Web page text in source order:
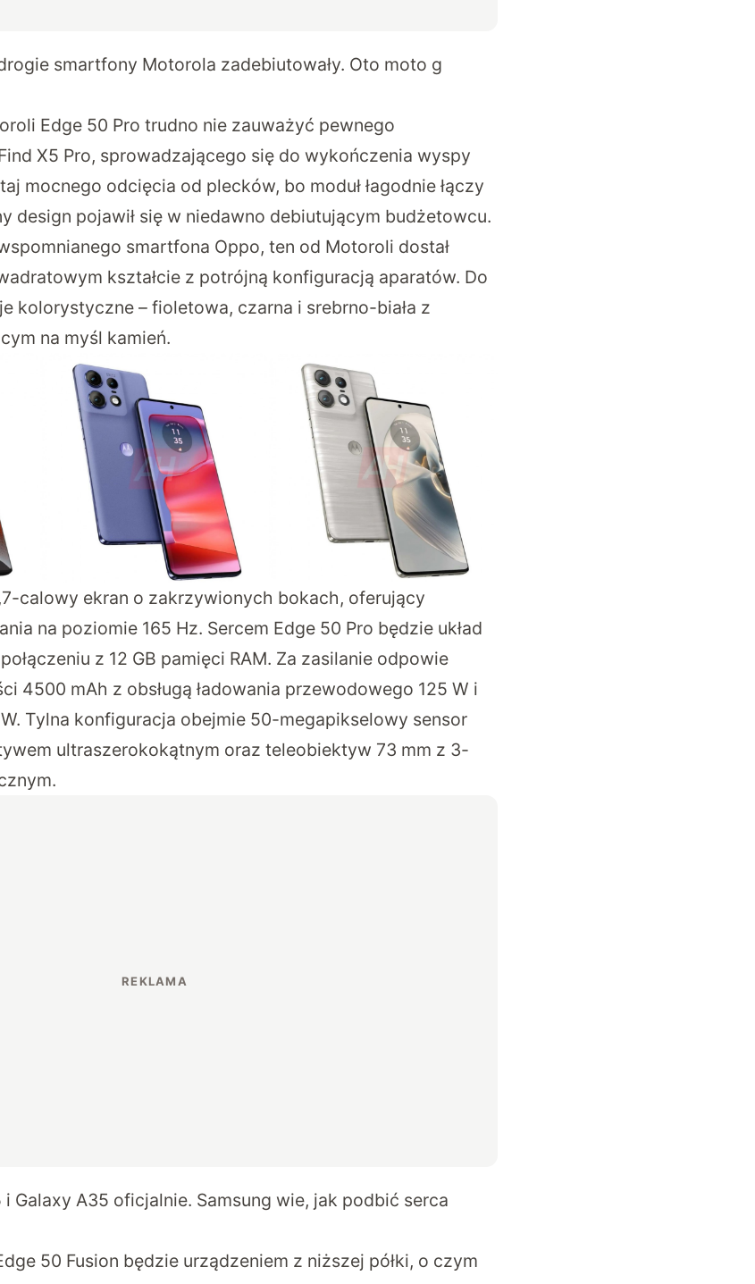
smartfony Motorola zadebiutowały. Oto moto g
Edge 50 Pro trudno nie zauważyć pewnego
X5 Pro, sprowadzającego się do wykończenia wyspy
mocnego odcięcia od plecków, bo moduł łagodnie łączy
design pojawił się w niedawno debiutującym budżetowcu.
smartfona Oppo, ten od Motoroli dostał
kształcie z potrójną konfiguracją aparatów. Do
kolorystyczne – fioletowa, czarna i srebrno-biała z
na myśl kamień.
calowy ekran o zakrzywionych bokach, oferujący
na poziomie 165 Hz. Sercem Edge 50 Pro będzie układ
z 12 GB pamięci RAM. Za zasilanie odpowie
4500 mAh z obsługą ładowania przewodowego 125 W i
Tylna konfiguracja obejmie 50-megapikselowy sensor
ultraszerokokątnym oraz teleobiektyw 73 mm z 3-
i Galaxy A35 oficjalnie. Samsung wie, jak podbić serca
50 Fusion będzie urządzeniem z niższej półki, o czym